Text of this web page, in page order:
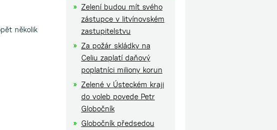
několik
Zelení budou mít svého
zástupce v litvínovském
zastupitelstvu
Za požár skládky na
Celiu zaplatí daňový
poplatníci miliony korun
Zelené v Ústeckém kraji
do voleb povede Petr
Globočník
Globočník předsedou